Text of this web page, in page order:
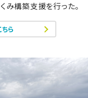
み構築支援を行った。
ら